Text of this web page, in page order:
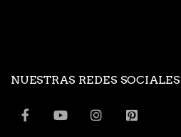
NUESTRAS REDES SOCIALES